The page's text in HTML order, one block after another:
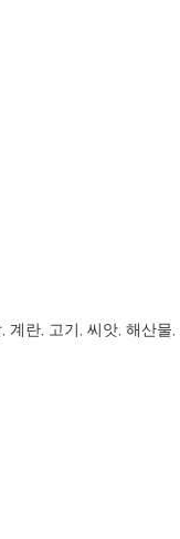
계란, 고기, 씨앗, 해산물,